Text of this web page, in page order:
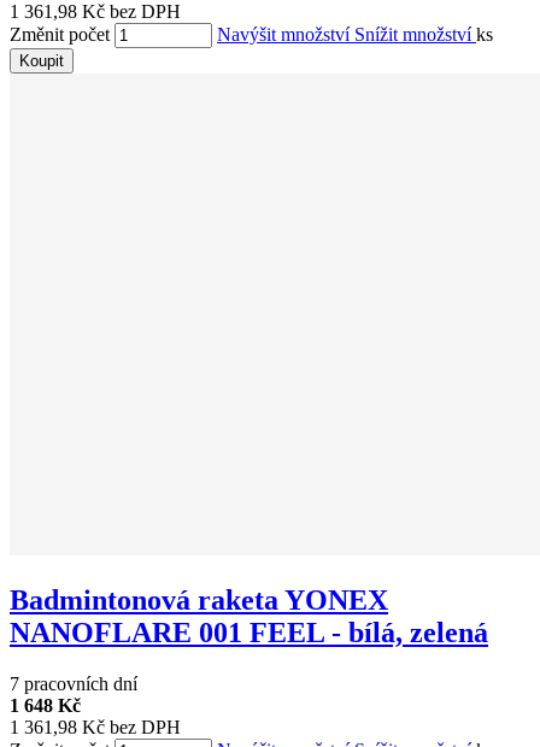
1 361,98 Kč bez DPH
Změnit počet
Navýšit množství Snížit množstvíks
Koupit
Badmintonová raketa YONEX
NANOFLARE 001 FEEL - bílá, zelená
7 pracovních dní
1 648 Kč
1 361,98 Kč bez DPH